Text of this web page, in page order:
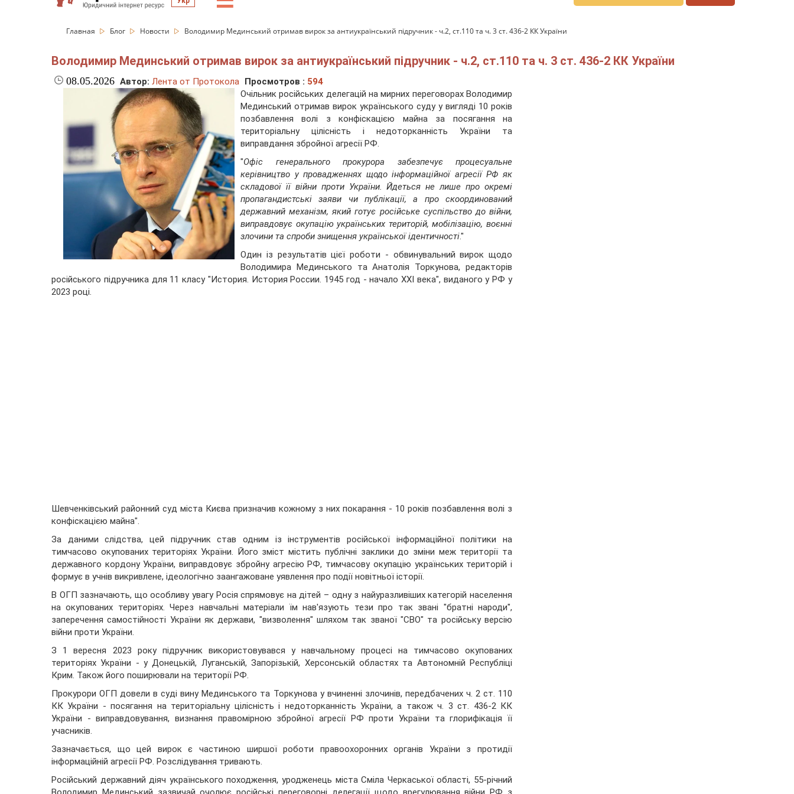
Главная Блог Новости Володимир Мединський отримав вирок за антиукраїнський підручник - ч.2, ст.110 та ч. 3 ст. 436-2 КК України
Володимир Мединський отримав вирок за антиукраїнський підручник - ч.2, ст.110 та ч. 3 ст. 436-2 КК України
08.05.2026 Автор: Лента от Протокола Просмотров : 594
Очільник російських делегацій на мирних переговорах Володимир
Мединський отримав вирок українського суду у вигляді 10 років
позбавлення волі з конфіскацією майна за посягання на
територіальну цілісність і недоторканність України та
виправдання збройної агресії РФ.
"Офіс генерального прокурора забезпечує процесуальне
керівництво у провадженнях щодо інформаційної агресії РФ як
складової її війни проти України. Йдеться не лише про окремі
пропагандистські заяви чи публікації, а про скоординований
державний механізм, який готує російське суспільство до війни,
виправдовує окупацію українських територій, мобілізацію, воєнні
злочини та спроби знищення української ідентичності."
Один із результатів цієї роботи - обвинувальний вирок щодо
Володимира Мединського та Анатолія Торкунова, редакторів
російського підручника для 11 класу "История. История России. 1945 год - начало XXI века", виданого у РФ у
2023 році.
Шевченківський районний суд міста Києва призначив кожному з них покарання - 10 років позбавлення волі з
конфіскацією майна".
За даними слідства, цей підручник став одним із інструментів російської інформаційної політики на
тимчасово окупованих територіях України. Його зміст містить публічні заклики до зміни меж території та
державного кордону України, виправдовує збройну агресію РФ, тимчасову окупацію українських територій і
формує в учнів викривлене, ідеологічно заангажоване уявлення про події новітньої історії.
В ОГП зазначають, що особливу увагу Росія спрямовує на дітей – одну з найуразливіших категорій населення
на окупованих територіях. Через навчальні матеріали їм нав'язують тези про так звані "братні народи",
заперечення самостійності України як держави, "визволення" шляхом так званої "СВО" та російську версію
війни проти України.
З 1 вересня 2023 року підручник використовувався у навчальному процесі на тимчасово окупованих
територіях України - у Донецькій, Луганській, Запорізькій, Херсонській областях та Автономній Республіці
Крим. Також його поширювали на території РФ.
Прокурори ОГП довели в суді вину Мединського та Торкунова у вчиненні злочинів, передбачених ч. 2 ст. 110
КК України - посягання на територіальну цілісність і недоторканність України, а також ч. 3 ст. 436-2 КК
України - виправдовування, визнання правомірною збройної агресії РФ проти України та глорифікація її
учасників.
Зазначається, що цей вирок є частиною ширшої роботи правоохоронних органів України з протидії
інформаційній агресії РФ. Розслідування тривають.
Російський державний діяч українського походження, уродженець міста Сміла Черкаської області, 55-річний